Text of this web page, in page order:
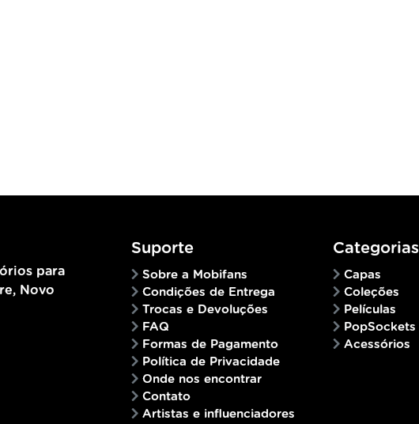
Suporte
Sobre a Mobifans
Condições de Entrega
Trocas e Devoluções
FAQ
Formas de Pagamento
Política de Privacidade
Onde nos encontrar
Contato
Artistas e influenciadores
Categorias
Capas
Coleções
Películas
PopSockets
Acessórios
para
Novo